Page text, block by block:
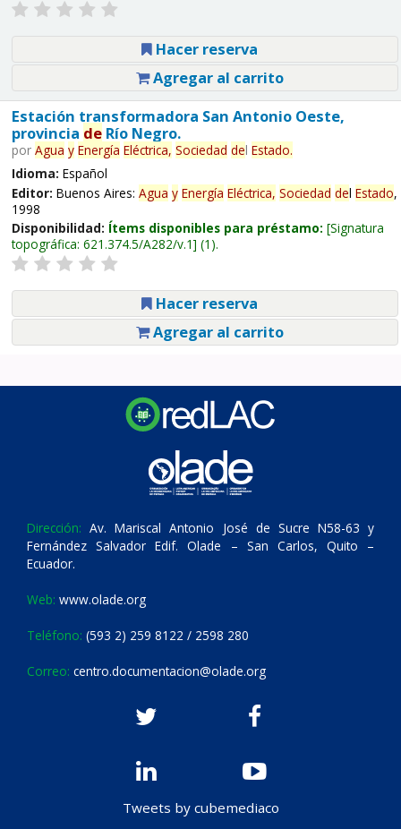
Hacer reserva
Agregar al carrito
Estación transformadora San Antonio Oeste,
provincia deRío Negro.
por Agua y Energía Eléctrica, Sociedad del Estado.
Idioma: Español
Editor: Buenos Aires: Agua y Energía Eléctrica, Sociedad del Estado,
1998
Disponibilidad: Ítems disponibles para préstamo: Signatura
topográfica: 621.374.5/A282/v.1 (1).
Hacer reserva
Agregar al carrito
Dirección: Av. Mariscal Antonio José de Sucre N58-63 y
Fernández Salvador Edif. Olade – San Carlos, Quito –
Ecuador.
Web: www.olade.org
Teléfono: (593 2) 259 8122 / 2598 280
Correo: centro.documentacion@olade.org
Tweets by cubemediaco